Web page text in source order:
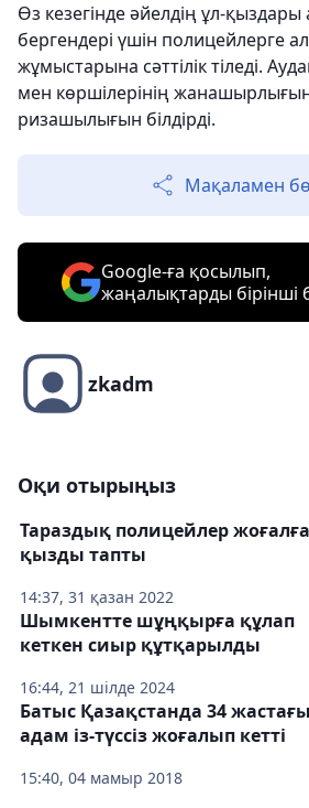
Өз кезегінде әйелдің ұл-
бергендері үшін полицейлерге
жұмыстарына сәттілік тіледі.
мен көршілерінің
ризашылығын білдірді.
Мақаламен
Google-ға қосылып,
жаңалықтарды
zkadm
Оқи отырыңыз
14:37, 31 қазан 2022
Тараздық полицейлер
қызды тапты
16:44, 21 шілде 2024
Шымкентте шұңқырға құлап
кеткен сиыр құтқарылды
15:40, 04 мамыр 2018
Батыс Қазақстанда 34
адам із-түссіз жоғалып кетті